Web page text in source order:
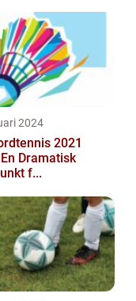
2024
2021
Dramatisk
f...